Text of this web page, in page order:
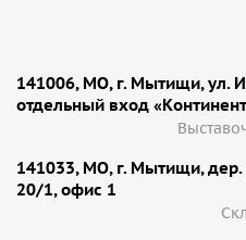
141006, МО, г. Мытищи, ул.
отдельный вход
141033, МО, г. Мытищи, дер.
20/1, офис 1